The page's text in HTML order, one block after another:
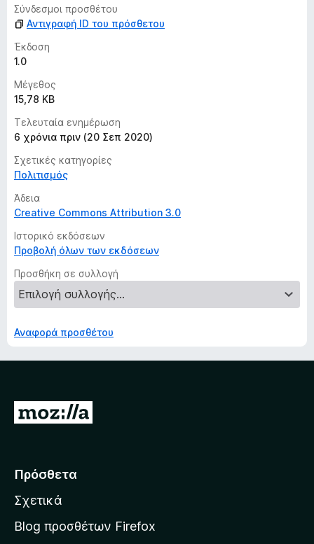
x
μ
η
β
α
θ
ο
λ
ο
γ
ε
ς
Σύνδεσμοι προσθέτου
Αντιγραφή ID του πρόσθετου
Έκδοση
1.0
Μέγεθος
15,78 KB
Τελευταία ενημέρωση
6 χρόνια πριν (20 Σεπ 2020)
Σχετικές κατηγορίες
Πολιτισμός
Άδεια
Creative Commons Attribution 3.0
Ιστορικό εκδόσεων
Προβολή όλων των εκδόσεων
Προσθήκη σε συλλογή
Αναφορά προσθέτου
Μ
ά
α
σ
Πρόσθετα
Σχετικά
Blog προσθέτων Firefox